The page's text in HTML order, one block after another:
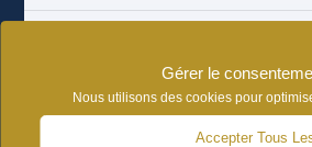
Gérer le
Nous utilisons des cookies pour
Accepter Tous
août 2017